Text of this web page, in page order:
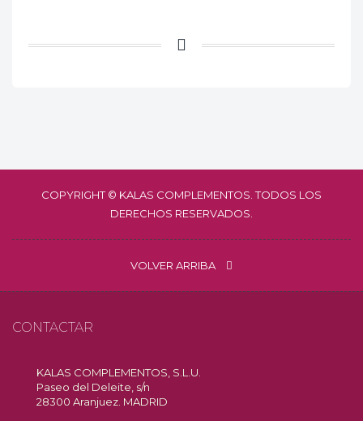
COPYRIGHT © KALAS COMPLEMENTOS. TODOS LOS
DERECHOS RESERVADOS.
VOLVER ARRIBA
CONTACTAR
KALAS COMPLEMENTOS, S.L.U.
Paseo del Deleite, s/n
28300 Aranjuez. MADRID